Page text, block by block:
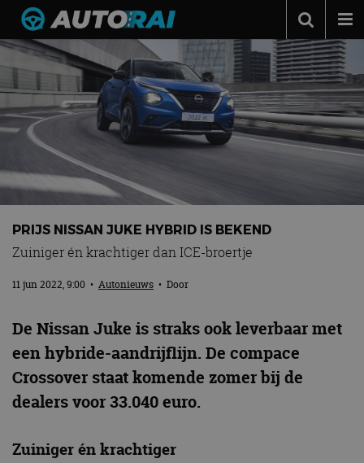
Autonieuws
Podcast
Autotests
Automerken
Adverteren
Contact
MotorRAI.nl
PRIJS NISSAN JUKE HYBRID IS BEKEND
Zuiniger én krachtiger dan ICE-broertje
11 jun 2022, 9:00 • Autonieuws • Door
De Nissan Juke is straks ook leverbaar met
een hybride-aandrijflijn. De compace
Crossover staat komende zomer bij de
dealers voor 33.040 euro.
Zuiniger én krachtiger